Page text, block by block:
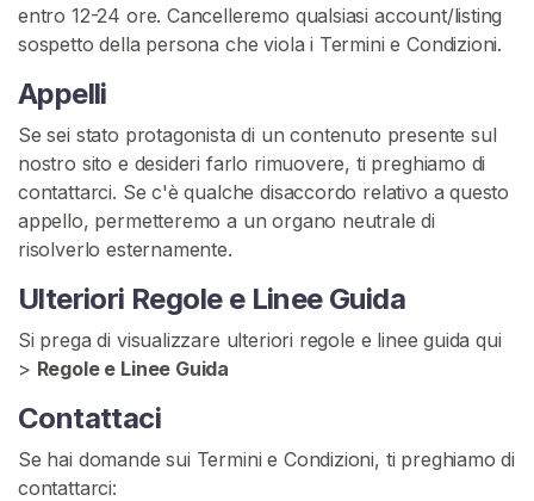
entro 12-24 ore. Cancelleremo qualsiasi account/listing
sospetto della persona che viola i Termini e Condizioni.
Appelli
Se sei stato protagonista di un contenuto presente sul
nostro sito e desideri farlo rimuovere, ti preghiamo di
contattarci. Se c'è qualche disaccordo relativo a questo
appello, permetteremo a un organo neutrale di
risolverlo esternamente.
Ulteriori Regole e Linee Guida
Si prega di visualizzare ulteriori regole e linee guida qui
> Regole e Linee Guida
Contattaci
Se hai domande sui Termini e Condizioni, ti preghiamo di
contattarci: